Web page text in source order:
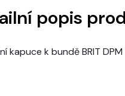
popis
kapuce k bundě BRIT DPM